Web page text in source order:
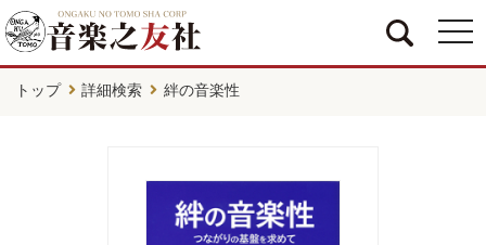
トップ 詳細検索 絆の音楽性